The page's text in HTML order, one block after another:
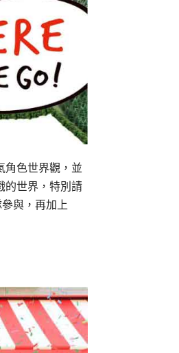
角色世界觀，並
的世界，特別請
與，再加上